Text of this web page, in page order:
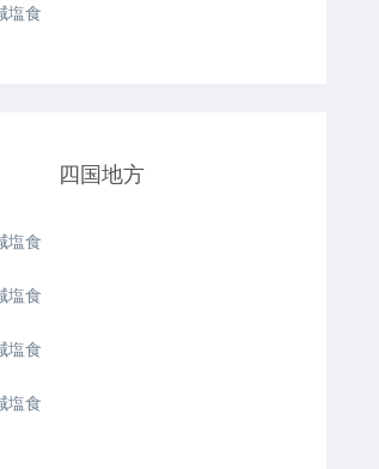
塩食
四国地方
塩食
塩食
塩食
塩食